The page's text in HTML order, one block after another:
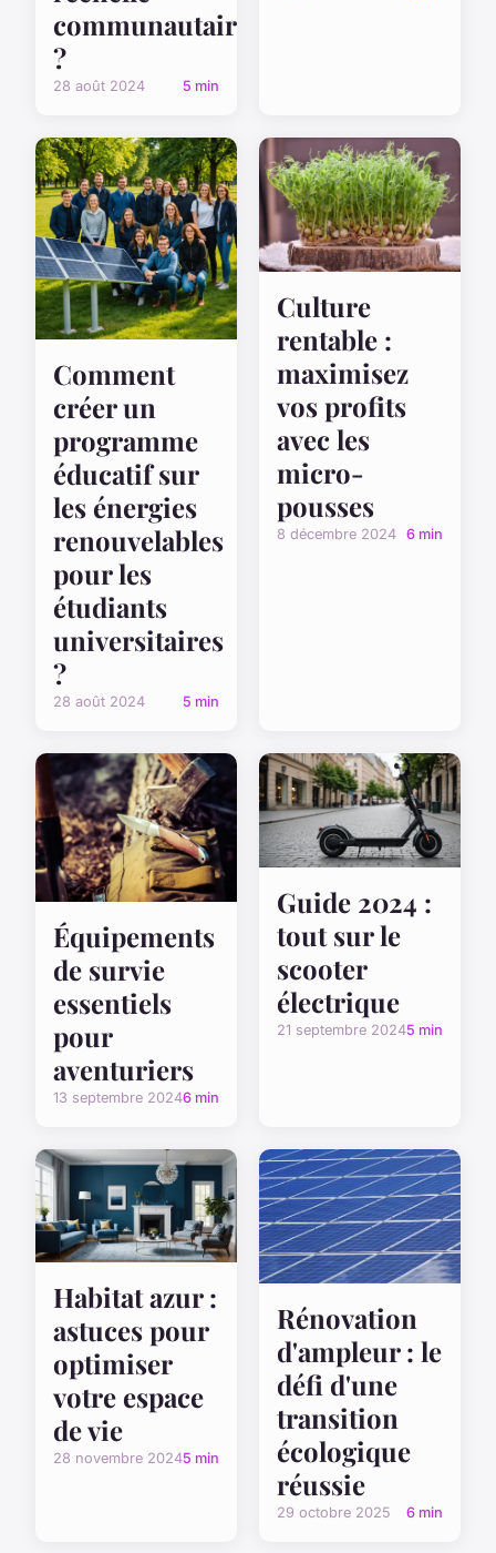
communautaire
?
28 août 2024 5 min
Comment
créer un
programme
éducatif sur
les énergies
renouvelables
pour les
étudiants
universitaires
?
28 août 2024 5 min
Culture
rentable :
maximisez
vos profits
avec les
micro-
pousses
8 décembre 2024 6 min
Équipements
de survie
essentiels
pour
aventuriers
13 septembre 20246 min
Guide 2024 :
tout sur le
scooter
électrique
21 septembre 20245 min
Habitat azur :
astuces pour
optimiser
votre espace
de vie
28 novembre 20245 min
Rénovation
d'ampleur : le
défi d'une
transition
écologique
réussie
29 octobre 2025 6 min